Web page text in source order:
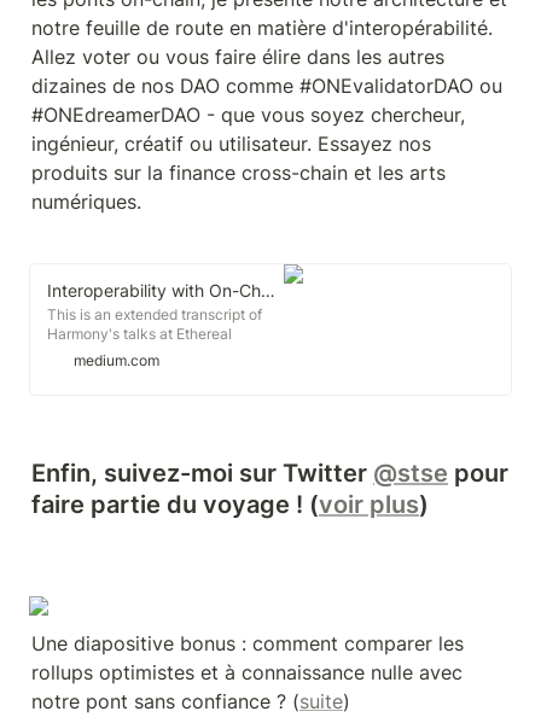
notre feuille de route en matière d'interopérabilité.
Allez voter ou vous faire élire dans les autres
dizaines de nos DAO comme #ONEvalidatorDAO ou
#ONEdreamerDAO - que vous soyez chercheur,
ingénieur, créatif ou utilisateur. Essayez nos
produits sur la finance cross-chain et les arts
numériques.
Interoperability with On-Chain Bridges and Wallets
This is an extended transcript of
Harmony's talks at Ethereal
Summit and at ex-Googler TGI in
our vision of interoperability and
our focus on adoption through on-
chain wallets.
medium.com
Enfin, suivez-moi sur Twitter @stse pour
faire partie du voyage ! (voir plus)
Une diapositive bonus : comment comparer les
rollups optimistes et à connaissance nulle avec
notre pont sans confiance ? (suite)